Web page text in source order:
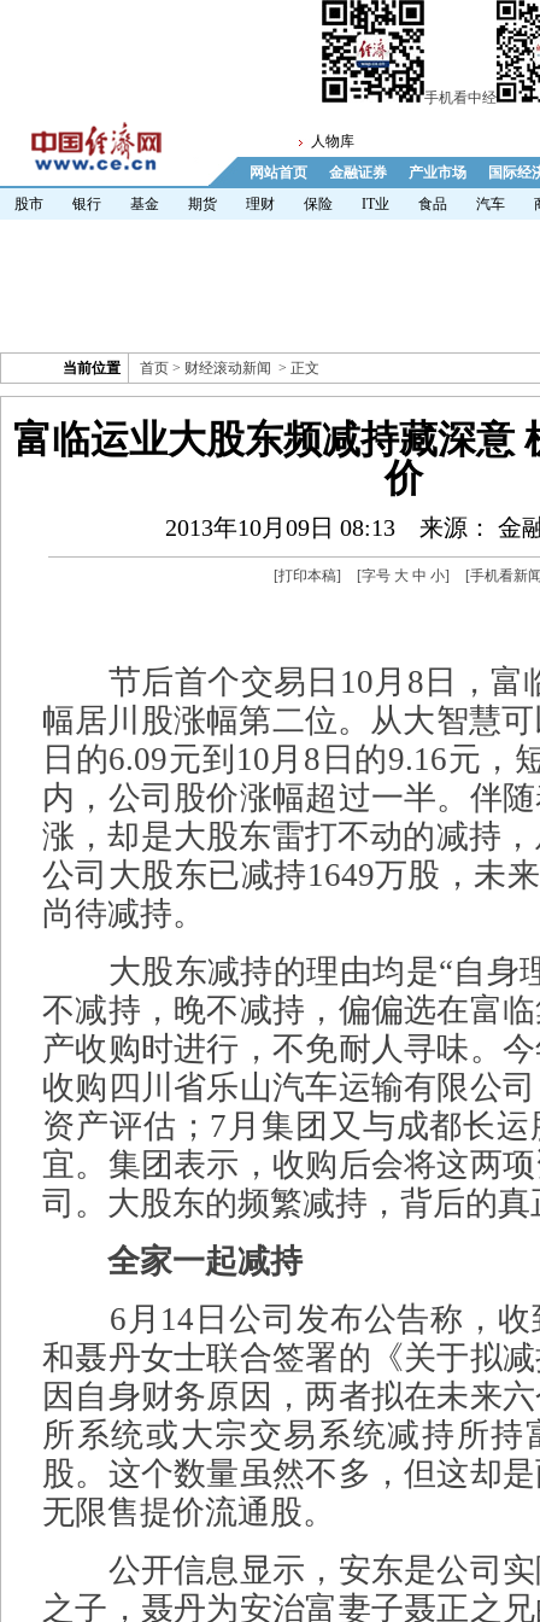
手机看中经
人物库
网站首页
金融证券 产业市场
国际经
股市
银行 基金 期货 理财 保险 IT业 食品 汽车
当前位置 首页 > 财经滚动新闻 > 正文
富临运业大股东频减持藏深意
价
2013年10月09日 08:13 来源： 金
[打印本稿] [字号 大 中 小] [手机看新
节后首个交易日10月8日，富
幅居川股涨幅第二位。从大智慧
日的6.09元到10月8日的9.16元，
内，公司股价涨幅超过一半。伴
涨，却是大股东雷打不动的减持
公司大股东已减持1649万股，未
尚待减持。
大股东减持的理由均是“自身
不减持，晚不减持，偏偏选在富
产收购时进行，不免耐人寻味。
收购四川省乐山汽车运输有限公
资产评估；7月集团又与成都长
宜。集团表示，收购后会将这两
司。大股东的频繁减持，背后的
全家一起减持
6月14日公司发布公告称，收
和聂丹女士联合签署的《关于拟
因自身财务原因，两者拟在未来
所系统或大宗交易系统减持所持
股。这个数量虽然不多，但这却
无限售提价流通股。
公开信息显示，安东是公司实
之子，聂丹为安治富妻子聂正之